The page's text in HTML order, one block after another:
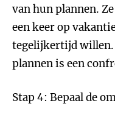
van hun plannen.
een keer op
tegelijkertijd willen.
plannen is een
Stap 4: Bepaal de